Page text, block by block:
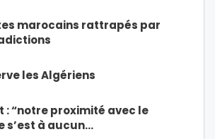
marocains rattrapés par
les Algériens
: “notre proximité avec le
s’est à aucun…